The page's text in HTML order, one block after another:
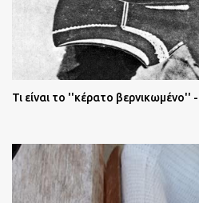
Τι είναι το ''κέρατο βερνικωμένο''